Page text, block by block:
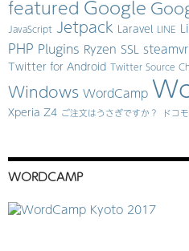
featured Google
JavaScript Jetpack Laravel LINE
PHP Plugins Ryzen SSL steamvr
Twitter for Android Twitter Source
Windows WordCamp
Xperia Z4 ご注文はうさぎですか？ ドコ
WORDCAMP